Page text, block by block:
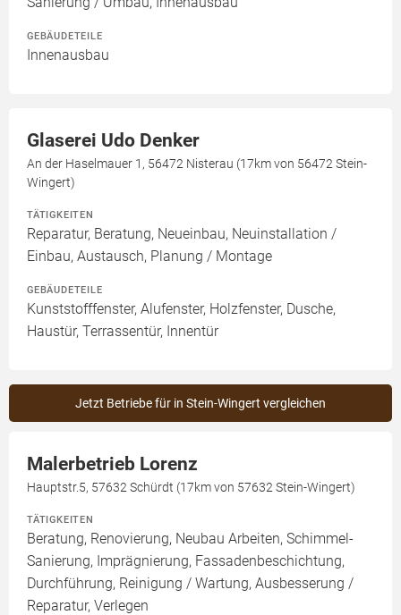
GEBÄUDETEILE
Innenausbau
Glaserei Udo Denker
An der Haselmauer 1, 56472 Nisterau (17km von 56472 Stein-
Wingert)
TÄTIGKEITEN
Reparatur, Beratung, Neueinbau, Neuinstallation /
Einbau, Austausch, Planung / Montage
GEBÄUDETEILE
Kunststofffenster, Alufenster, Holzfenster, Dusche,
Haustür, Terrassentür, Innentür
Jetzt Betriebe für in Stein-Wingert vergleichen
Malerbetrieb Lorenz
Hauptstr.5, 57632 Schürdt (17km von 57632 Stein-Wingert)
TÄTIGKEITEN
Beratung, Renovierung, Neubau Arbeiten, Schimmel-
Sanierung, Imprägnierung, Fassadenbeschichtung,
Durchführung, Reinigung / Wartung, Ausbesserung /
Reparatur, Verlegen